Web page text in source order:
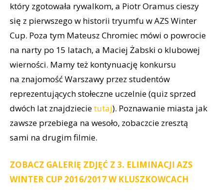
który zgotowała rywalkom, a Piotr Oramus cieszy
się z pierwszego w historii tryumfu w AZS Winter
Cup. Poza tym Mateusz Chromiec mówi o powrocie
na narty po 15 latach, a Maciej Żabski o klubowej
wierności. Mamy też kontynuację konkursu
na znajomość Warszawy przez studentów
reprezentujących stołeczne uczelnie (quiz sprzed
dwóch lat znajdziecietutaj). Poznawanie miasta jak
zawsze przebiega na wesoło, zobaczcie zresztą
sami na drugim filmie.
ZOBACZ GALERIĘ ZDJĘĆ Z 3. ELIMINACJI AZS
WINTER CUP 2016/2017 W KLUSZKOWCACH